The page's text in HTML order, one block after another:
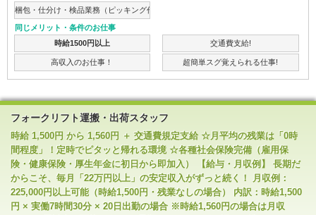
梱包・仕分け・検品業務（ピッキング作業）
同じメリット・条件のお仕事
時給1500円以上
交通費支給!
高収入のお仕事！ 超簡単スグ覚えられる仕事!
フォークリフト運搬・出荷スタッフ
時給 1,500円 から 1,560円 ＋ 交通費規定支給 ☆月平均の残業は「0時
間程度」！定時でピタッと帰れる環境 ☆各種社会保険完備（雇用保
険・健康保険・厚生年金に初日から即加入） 【給与・月収例】 長期だ
からこそ、毎月「22万円以上」の安定収入がずっと続く！ 月収例：
225,000円以上可能（時給1,500円・残業なしの場合） 内訳：時給1,500
円 × 実働7時間30分 × 20日出勤の場合 ※時給1,560円の場合は月収